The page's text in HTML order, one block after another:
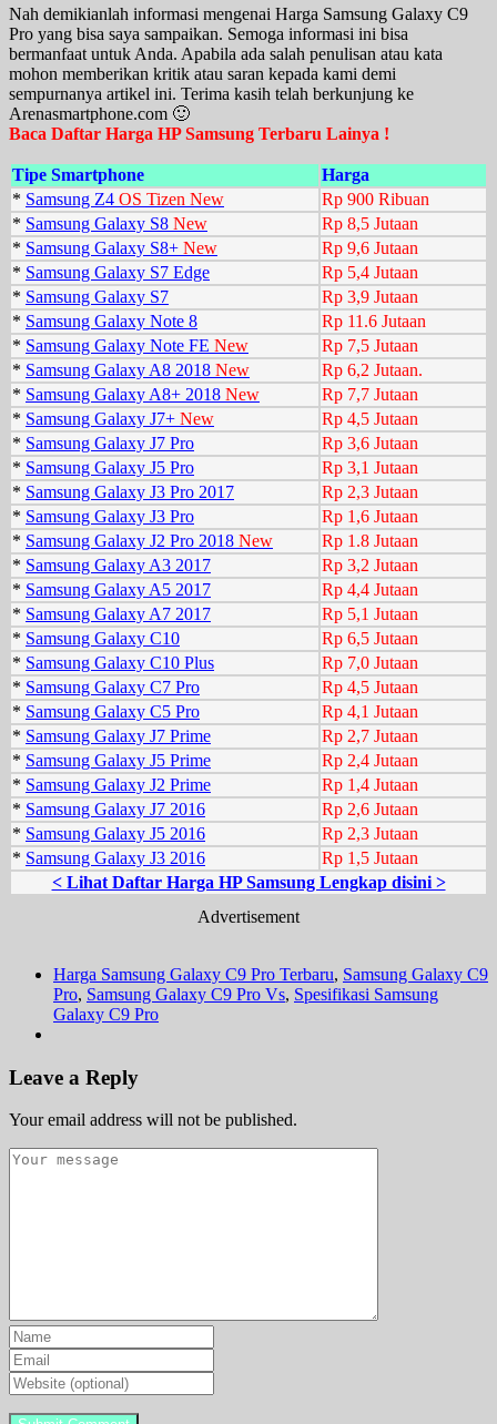
Nah demikianlah informasi mengenai Harga Samsung Galaxy C9
Pro yang bisa saya sampaikan. Semoga informasi ini bisa
bermanfaat untuk Anda. Apabila ada salah penulisan atau kata
mohon memberikan kritik atau saran kepada kami demi
sempurnanya artikel ini. Terima kasih telah berkunjung ke
Arenasmartphone.com 🙂
Baca Daftar Harga HP Samsung Terbaru Lainya !
Tipe Smartphone
Harga
* Samsung Z4 OS Tizen New
Rp 900 Ribuan
* Samsung Galaxy S8 New
Rp 8,5 Jutaan
* Samsung Galaxy S8+ New
Rp 9,6 Jutaan
* Samsung Galaxy S7 Edge
Rp 5,4 Jutaan
* Samsung Galaxy S7
Rp 3,9 Jutaan
* Samsung Galaxy Note 8
Rp 11.6 Jutaan
* Samsung Galaxy Note FE New
Rp 7,5 Jutaan
* Samsung Galaxy A8 2018 New
Rp 6,2 Jutaan.
* Samsung Galaxy A8+ 2018 New
Rp 7,7 Jutaan
* Samsung Galaxy J7+ New
Rp 4,5 Jutaan
* Samsung Galaxy J7 Pro
Rp 3,6 Jutaan
* Samsung Galaxy J5 Pro
Rp 3,1 Jutaan
* Samsung Galaxy J3 Pro 2017
Rp 2,3 Jutaan
* Samsung Galaxy J3 Pro
Rp 1,6 Jutaan
* Samsung Galaxy J2 Pro 2018 New
Rp 1.8 Jutaan
* Samsung Galaxy A3 2017
Rp 3,2 Jutaan
* Samsung Galaxy A5 2017
Rp 4,4 Jutaan
* Samsung Galaxy A7 2017
Rp 5,1 Jutaan
* Samsung Galaxy C10
Rp 6,5 Jutaan
* Samsung Galaxy C10 Plus
Rp 7,0 Jutaan
* Samsung Galaxy C7 Pro
Rp 4,5 Jutaan
* Samsung Galaxy C5 Pro
Rp 4,1 Jutaan
* Samsung Galaxy J7 Prime
Rp 2,7 Jutaan
* Samsung Galaxy J5 Prime
Rp 2,4 Jutaan
* Samsung Galaxy J2 Prime
Rp 1,4 Jutaan
* Samsung Galaxy J7 2016
Rp 2,6 Jutaan
* Samsung Galaxy J5 2016
Rp 2,3 Jutaan
* Samsung Galaxy J3 2016
Rp 1,5 Jutaan
< Lihat Daftar Harga HP Samsung Lengkap disini >
Advertisement
Harga Samsung Galaxy C9 Pro Terbaru, Samsung Galaxy C9
Pro, Samsung Galaxy C9 Pro Vs, Spesifikasi Samsung
Galaxy C9 Pro
Leave a Reply
Your email address will not be published.